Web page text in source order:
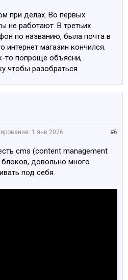
при делах. Во первых
не работают. В третьих
по названию, была почта в
интернет магазин кончился.
то попроще объясни,
чтобы разобраться
#6
1 янв 2026
cms (content management
довольно много
под себя.